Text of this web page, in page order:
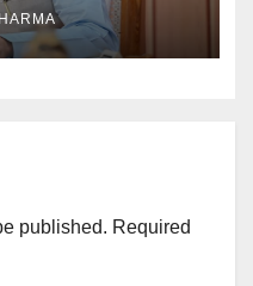
published. Required